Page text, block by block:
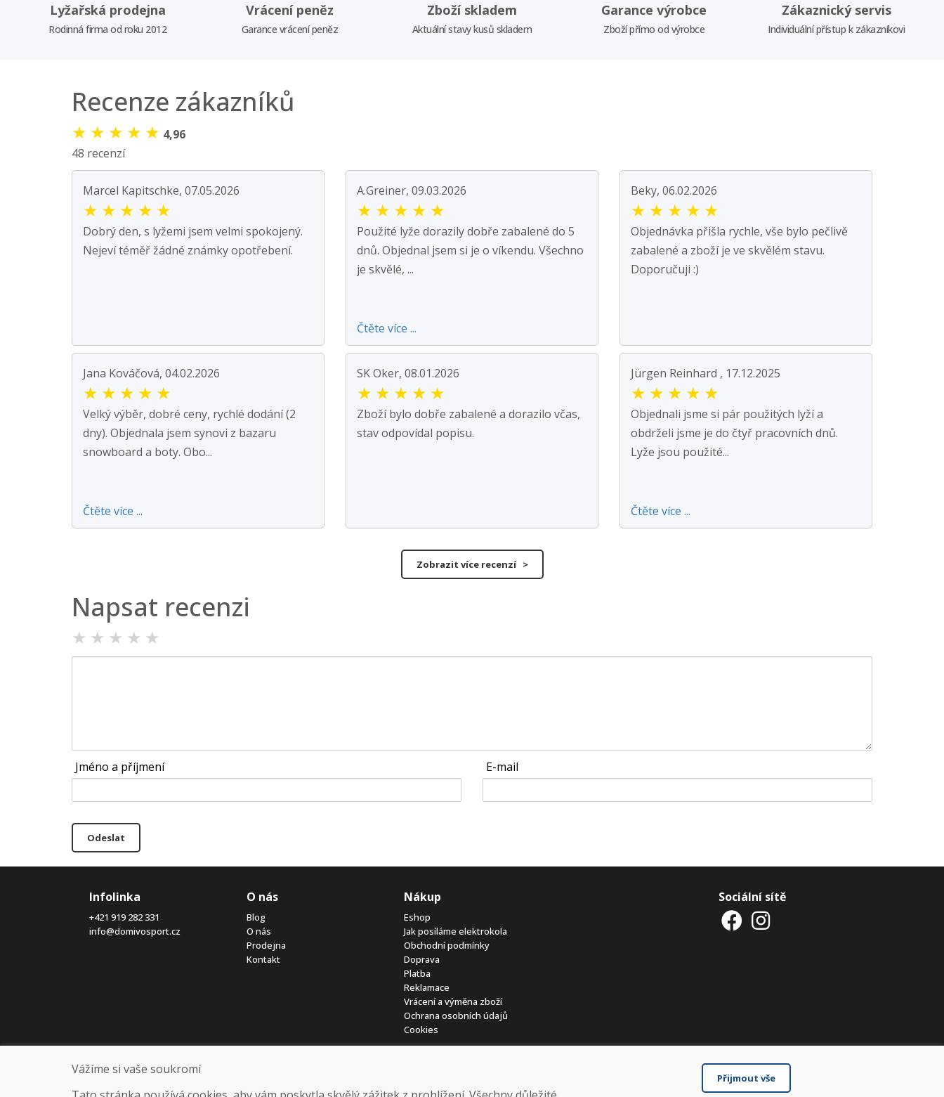
Lyžařská prodejna
Rodinná firma od roku 2012
Vrácení peněz
Garance vrácení peněz
Zboží skladem
Aktuální stavy kusů skladem
Garance výrobce
Zboží přímo od výrobce
Zákaznický servis
Individuální přístup k zákazníkovi
Recenze zákazníků
★ ★ ★ ★ ★ 4,96
48 recenzí
Marcel Kapitschke, 07.05.2026
★ ★ ★ ★ ★
Dobrý den, s lyžemi jsem velmi spokojený.
Nejeví téměř žádné známky opotřebení.
A.Greiner, 09.03.2026
★ ★ ★ ★ ★
Použité lyže dorazily dobře zabalené do 5
dnů. Objednal jsem si je o víkendu. Všechno
je skvělé, ...
Čtěte více ...
Beky, 06.02.2026
★ ★ ★ ★ ★
Objednávka přišla rychle, vše bylo pečlivě
zabalené a zboží je ve skvělém stavu.
Doporučuji :)
Jana Kováčová, 04.02.2026
★ ★ ★ ★ ★
Velký výběr, dobré ceny, rychlé dodání (2
dny). Objednala jsem synovi z bazaru
snowboard a boty. Obo...
Čtěte více ...
SK Oker, 08.01.2026
★ ★ ★ ★ ★
Zboží bylo dobře zabalené a dorazilo včas,
stav odpovídal popisu.
Jürgen Reinhard , 17.12.2025
★ ★ ★ ★ ★
Objednali jsme si pár použitých lyží a
obdrželi jsme je do čtyř pracovních dnů.
Lyže jsou použité...
Čtěte více ...
Zobrazit více recenzí >
Napsat recenzi
★ ★ ★ ★ ★
Jméno a příjmení E-mail
Odeslat
Infolinka
+421 919 282 331
info@domivosport.cz
O nás
Blog
O nás
Prodejna
Kontakt
Nákup
Eshop
Jak posíláme elektrokola
Obchodní podmínky
Doprava
Platba
Reklamace
Vrácení a výměna zboží
Ochrana osobních údajů
Cookies
Sociální sítě
Vážíme si vaše soukromí
Přijmout vše